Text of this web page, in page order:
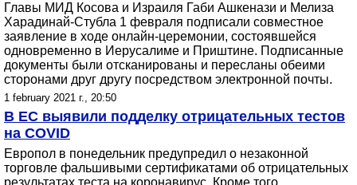
Главы МИД Косова и Израиля Габи Ашкенази и Мелиза
Харадинай-Стубла 1 февраля подписали совместное
заявление в ходе онлайн-церемонии, состоявшейся
одновременно в Иерусалиме и Приштине. Подписанные
документы были отсканированы и пересланы обеими
сторонами друг другу посредством электронной почты.
1 february 2021 г., 20:50
В ЕС выявили подделку отрицательных тестов
на COVID
Европол в понедельник предупредил о незаконной
торговле фальшивыми сертификатами об отрицательных
результатах теста на коронавирус. Кроме того,